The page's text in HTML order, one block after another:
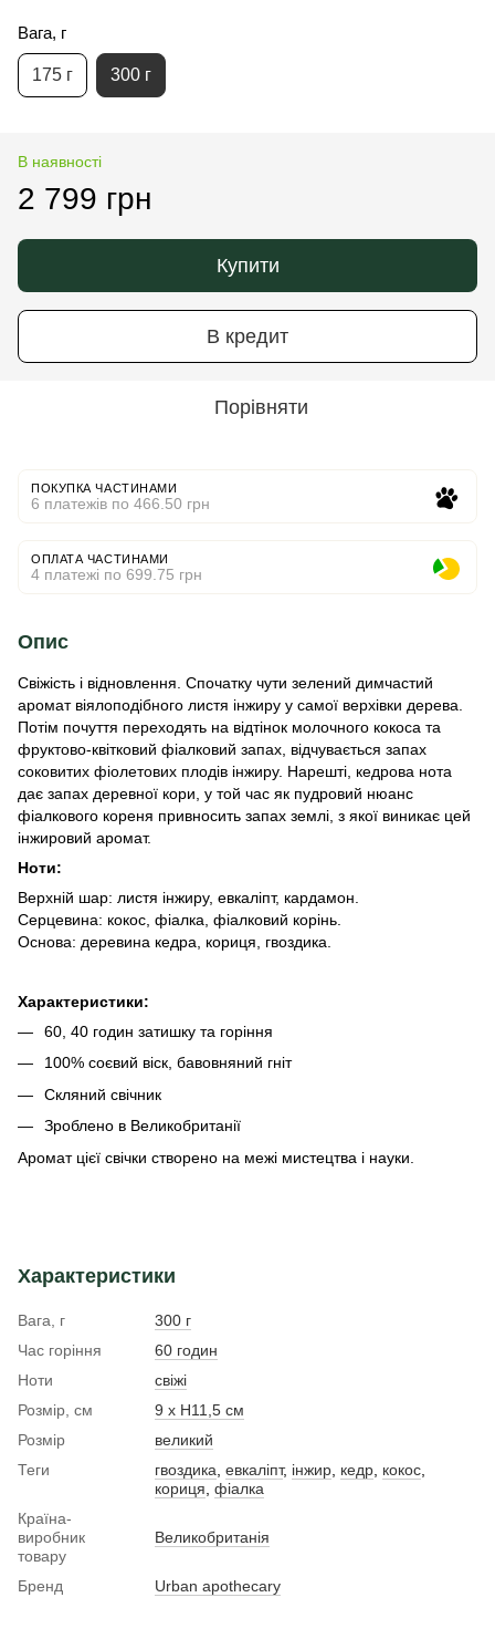
Вага, г
175 г 300 г
В наявності
2 799 грн
Купити
В кредит
Порівняти
ПОКУПКА ЧАСТИНАМИ
6 платежів по 466.50 грн
ОПЛАТА ЧАСТИНАМИ
4 платежі по 699.75 грн
Опис
Свіжість і відновлення. Спочатку чути зелений димчастий
аромат віялоподібного листя інжиру у самої верхівки дерева.
Потім почуття переходять на відтінок молочного кокоса та
фруктово-квітковий фіалковий запах, відчувається запах
соковитих фіолетових плодів інжиру. Нарешті, кедрова нота
дає запах деревної кори, у той час як пудровий нюанс
фіалкового кореня привносить запах землі, з якої виникає цей
інжировий аромат.
Ноти:
Верхній шар: листя інжиру, евкаліпт, кардамон.
Серцевина: кокос, фіалка, фіалковий корінь.
Основа: деревина кедра, кориця, гвоздика.
Характеристики:
60, 40 годин затишку та горіння
100% соєвий віск, бавовняний гніт
Скляний свічник
Зроблено в Великобританії
Аромат цієї свічки створено на межі мистецтва і науки.
Характеристики
Вага, г
300 г
Час горіння
60 годин
Ноти
свіжі
Розмір, см
9 х H11,5 см
Розмір
великий
Теги
гвоздика евкаліпт, інжир кедр кокос
кориця фіалка
Країна-
виробник
товару
Великобританія
Бренд Urban apothecary